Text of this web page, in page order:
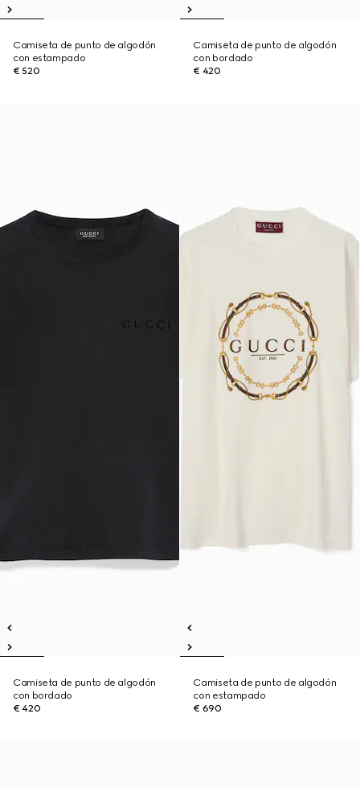
Camiseta de punto de algodón
con estampado
€ 520
Camiseta de punto de algodón
con bordado
€ 420
Camiseta de punto de algodón
con bordado
€ 420
Camiseta de punto de algodón
con estampado
€ 690